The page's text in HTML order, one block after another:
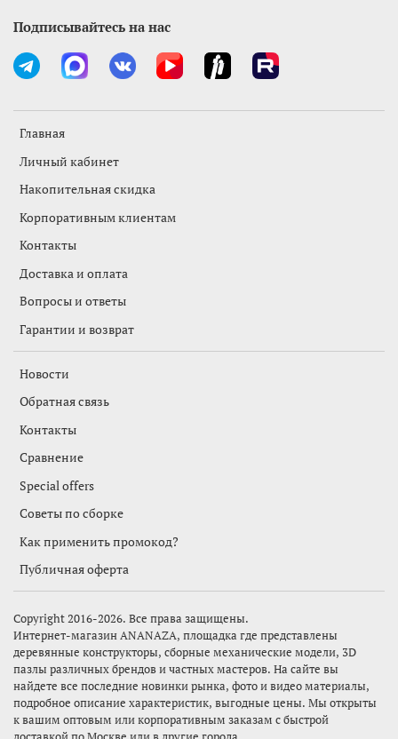
Главная
Личный кабинет
Накопительная скидка
Корпоративным клиентам
Контакты
Доставка и оплата
Вопросы и ответы
Гарантии и возврат
Новости
Обратная связь
Контакты
Сравнение
Special offers
Советы по сборке
Как применить промокод?
Публичная оферта
Подписывайтесь на нас
Copyright 2016-2026. Все права защищены.
Интернет-магазинANANAZA, площадка где представлены
деревянные конструкторы, сборные механические модели, 3D
пазлы различных брендов и частных мастеров. На сайте вы
найдете все последние новинки рынка, фото и видео материалы,
подробное описание характеристик, выгодные цены. Мы открыты
к вашим оптовым или корпоративным заказам с быстрой